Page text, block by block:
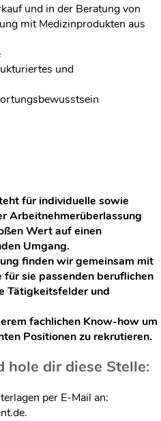
und in der Beratung von
mit Medizinprodukten aus
und
für individuelle sowie
Arbeitnehmerüberlassung
Wert auf einen
Umgang.
finden wir gemeinsam mit
sie passenden beruflichen
Tätigkeitsfelder und
fachlichen Know-how um
Positionen zu rekrutieren.
hole dir diese Stelle:
per E-Mail an: